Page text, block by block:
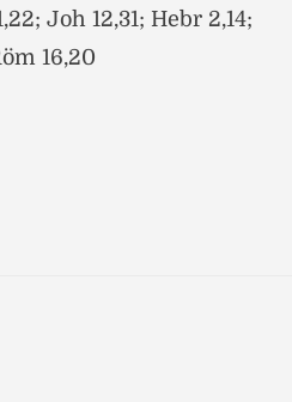
Joh 12,31; Hebr 2,14;
16,20